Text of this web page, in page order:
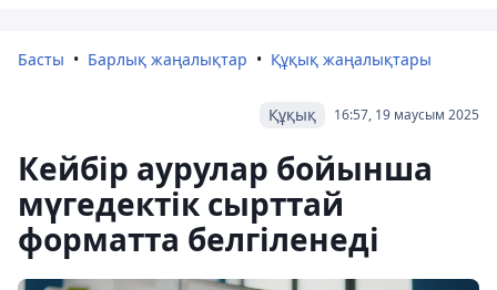
Басты Барлық жаңалықтар Құқық жаңалықтары
16:57, 19 маусым 2025
Құқық
Кейбір аурулар бойынша
мүгедектік сырттай
форматта белгіленеді